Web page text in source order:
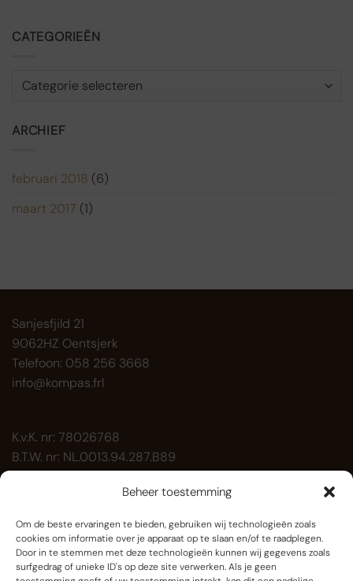
Beheer toestemming
Om de beste ervaringen te bieden, gebruiken wij technologieën zoals
cookies om informatie over je apparaat op te slaan en/of te raadplegen.
Door in te stemmen met deze technologieën kunnen wij gegevens zoals
surfgedrag of unieke ID's op deze site verwerken. Als je geen
CATEGORIEËN
Categorieën
ARCHIEF
februari 2018 (6)
maart 2017 (1)
Sanjesfjild 21
9062HZ Oentsjerk
Telefoon: 058 256 3668
info@kompas.frl
K.v.K. nr: 78026768
B.T.W. nr: NL.0013.94.287.B89
Paardenbakverlichting.nl is onderdeel van
Accessoires